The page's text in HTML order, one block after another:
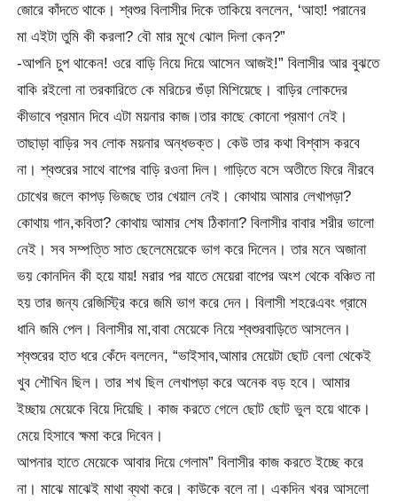
জোরে কাঁদতে থাকে। শ্বশুর বিলাসীর দিকে তাকিয়ে বললেন, ‘আহা! পরানের
মা এইটা তুমি কী করলা? বৌ মার মুখে ঝোল দিলা কেন?”
-আপনি চুপ থাকেন! ওরে বাড়ি নিয়ে দিয়ে আসেন আজই!” বিলাসীর আর বুঝতে
বাকি রইলো না তরকারিতে কে মরিচের গুঁড়া মিশিয়েছে। বাড়ির লোকদের
কীভাবে প্রমান দিবে এটা ময়নার কাজ।তার কাছে কোনো প্রমাণ নেই।
তাছাড়া বাড়ির সব লোক ময়নার অন্ধভক্ত। কেউ তার কথা বিশ্বাস করবে
না। শ্বশুরের সাথে বাপের বাড়ি রওনা দিল। গাড়িতে বসে অতীতে ফিরে নীরবে
চোখের জলে কাপড় ভিজছে তার খেয়াল নেই। কোথায় আমার লেখাপড়া?
কোথায় গান,কবিতা? কোথায় আমার শেষ ঠিকানা? বিলাসীর বাবার শরীর ভালো
নেই। সব সম্পত্তি সাত ছেলেমেয়েকে ভাগ করে দিলেন। তার মনে অজানা
ভয় কোনদিন কী হয়ে যায়! মরার পর যাতে মেয়েরা বাপের অংশ থেকে বঞ্চিত না
হয় তার জন্য রেজিস্ট্রি করে জমি ভাগ করে দেন। বিলাসী শহরেএবং গ্রামে
ধানি জমি পেল। বিলাসীর মা,বাবা মেয়েকে নিয়ে শ্বশুরবাড়িতে আসলেন।
শ্বশুরের হাত ধরে কেঁদে বললেন, “ভাইসাব,আমার মেয়েটা ছোট বেলা থেকেই
খুব শৌখিন ছিল। তার শখ ছিল লেখাপড়া করে অনেক বড় হবে। আমার
ইচ্ছায় মেয়েকে বিয়ে দিয়েছি। কাজ করতে গেলে ছোট ছোট ভুল হয়ে থাকে।
মেয়ে হিসাবে ক্ষমা করে দিবেন।
আপনার হাতে মেয়েকে আবার দিয়ে গেলাম” বিলাসীর কাজ করতে ইচ্ছে করে
না। মাঝে মাঝেই মাথা ব্যথা করে। কাউকে বলে না। একদিন খবর আসলো